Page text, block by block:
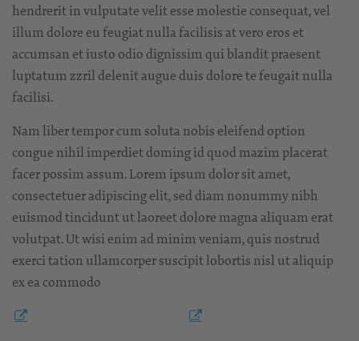
hendrerit in vulputate velit esse molestie consequat, vel
illum dolore eu feugiat nulla facilisis at vero eros et
accumsan et iusto odio dignissim qui blandit praesent
luptatum zzril delenit augue duis dolore te feugait nulla
facilisi.
Nam liber tempor cum soluta nobis eleifend option
congue nihil imperdiet doming id quod mazim placerat
facer possim assum. Lorem ipsum dolor sit amet,
consectetuer adipiscing elit, sed diam nonummy nibh
euismod tincidunt ut laoreet dolore magna aliquam erat
volutpat. Ut wisi enim ad minim veniam, quis nostrud
exerci tation ullamcorper suscipit lobortis nisl ut aliquip
ex ea commodo